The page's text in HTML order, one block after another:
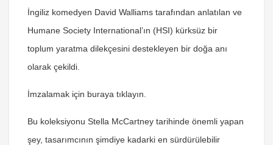
İngiliz komedyen David Walliams tarafından anlatılan ve
Humane Society International’ın (HSI) kürksüz bir
toplum yaratma dilekçesini destekleyen bir doğa anı
olarak çekildi.
İmzalamak için buraya tıklayın.
Bu koleksiyonu Stella McCartney tarihinde önemli yapan
şey, tasarımcının şimdiye kadarki en sürdürülebilir